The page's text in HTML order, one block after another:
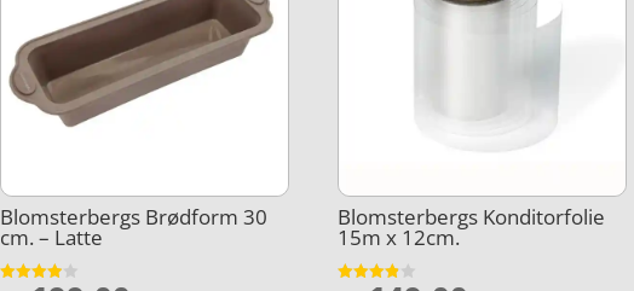
Blomsterbergs Brødform 30
cm. – Latte
Blomsterbergs Konditorfolie
15m x 12cm.